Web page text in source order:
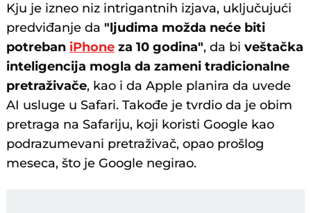
Kju je izneo niz intrigantnih izjava, uključujući
predviđanje da "ljudima možda neće biti
potreban iPhone za 10 godina", da biveštačka
inteligencija mogla da zameni tradicionalne
pretraživače, kao i da Apple planira da uvede
AI usluge u Safari. Takođe je tvrdio da je obim
pretraga na Safariju, koji koristi Google kao
podrazumevani pretraživač, opao prošlog
meseca, što je Google negirao.